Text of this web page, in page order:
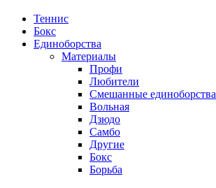
Теннис
Бокс
Единоборства
Материалы
Профи
Любители
Смешанные единоборства
Вольная
Дзюдо
Самбо
Другие
Бокс
Борьба